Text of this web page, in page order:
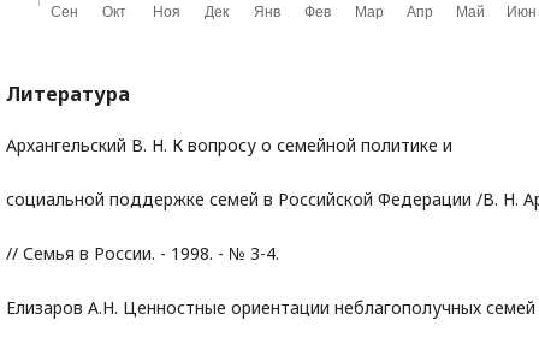
Литература
Архангельский В. Н. К вопросу о семейной политике и
социальной поддержке семей в Российской Федерации /В. Н.
// Семья в России. - 1998. - № 3-4.
Елизаров А.Н. Ценностные ориентации неблагополучных семей